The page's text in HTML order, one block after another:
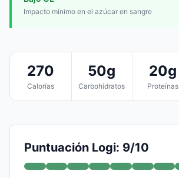
Impacto mínimo en el azúcar en sangre
270
Calorías
50g
Carbohidratos
20g
Proteínas
Puntuación Logi: 9/10